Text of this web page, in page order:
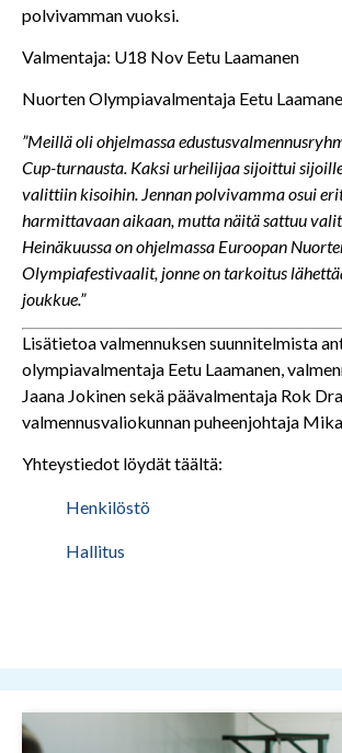
polvivamman vuoksi.
Valmentaja: U18 Nov Eetu Laamanen
Nuorten Olympiavalmentaja Eetu
”Meillä oli ohjelmassa
Cup-turnausta. Kaksi urheilijaa sijoittui
valittiin kisoihin. Jennan polvivamma osui
harmittavaan aikaan, mutta näitä sattuu
Heinäkuussa on ohjelmassa Euroopan
Olympiafestivaalit, jonne on tarkoitus
joukkue.”
Lisätietoa valmennuksen suunnitelmista
olympiavalmentaja Eetu Laamanen,
Jaana Jokinen sekä päävalmentaja Rok
valmennusvaliokunnan puheenjohtaja
Yhteystiedot löydät täältä:
Henkilöstö
Hallitus